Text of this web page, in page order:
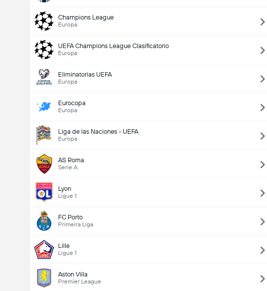
Champions League
Europa
UEFA Champions League Clasificatorio
Europa
Eliminatorias UEFA
Europa
Eurocopa
Europa
Liga de las Naciones - UEFA
Europa
AS Roma
Serie A
Lyon
Ligue 1
FC Porto
Primeira Liga
Lille
Ligue 1
Aston Villa
Premier League
Goles en el partido (2.5)
Votos Totales 1,457